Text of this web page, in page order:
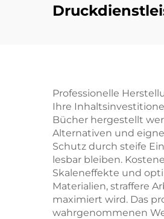
Bildung
Bücher
Professionelle
Ihre
Bücher hergestellt
Alternativen und
Schutz durch steife
lesbar bleiben.
Skaleneffekte und
Materialien, straffere
maximiert wird. Das
wahrgenommenen